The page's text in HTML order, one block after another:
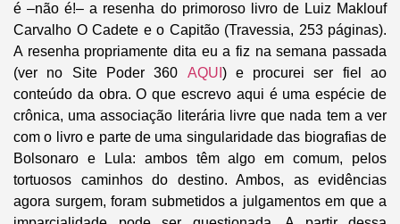
é –não é!– a resenha do primoroso livro de Luiz Maklouf
Carvalho O Cadete e o Capitão (Travessia, 253 páginas).
A resenha propriamente dita eu a fiz na semana passada
(ver no Site Poder 360 AQUI ) e procurei ser fiel ao
conteúdo da obra. O que escrevo aqui é uma espécie de
crônica, uma associação literária livre que nada tem a ver
com o livro e parte de uma singularidade das biografias de
Bolsonaro e Lula: ambos têm algo em comum, pelos
tortuosos caminhos do destino. Ambos, as evidências
agora surgem, foram submetidos a julgamentos em que a